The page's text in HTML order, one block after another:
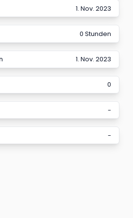
1. Nov. 2023
0 Stunden
1. Nov. 2023
0
-
-